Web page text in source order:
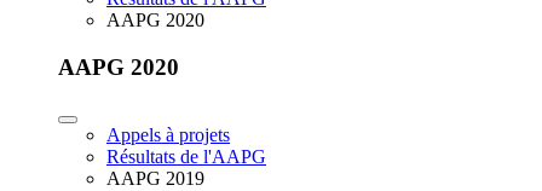
AAPG 2020
AAPG 2020
Appels à projets
Résultats de l'AAPG
AAPG 2019